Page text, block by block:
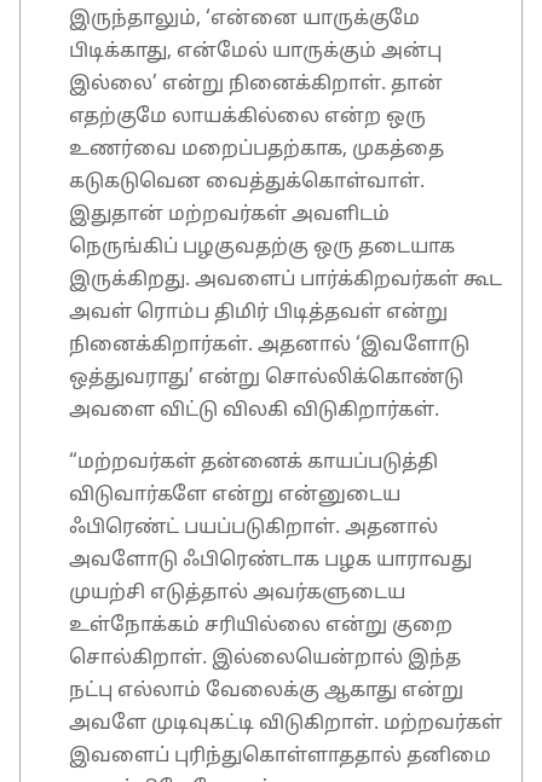
இருந்தாலும், ‘என்னை யாருக்குமே
பிடிக்காது, என்மேல் யாருக்கும் அன்பு
இல்லை’ என்று நினைக்கிறாள். தான்
எதற்குமே லாயக்கில்லை என்ற ஒரு
உணர்வை மறைப்பதற்காக, முகத்தை
கடுகடுவென வைத்துக்கொள்வாள்.
இதுதான் மற்றவர்கள் அவளிடம்
நெருங்கிப் பழகுவதற்கு ஒரு தடையாக
இருக்கிறது. அவளைப் பார்க்கிறவர்கள் கூட
அவள் ரொம்ப திமிர் பிடித்தவள் என்று
நினைக்கிறார்கள். அதனால் ‘இவளோடு
ஒத்துவராது’ என்று சொல்லிக்கொண்டு
அவளை விட்டு விலகி விடுகிறார்கள்.
“மற்றவர்கள் தன்னைக் காயப்படுத்தி
விடுவார்களே என்று என்னுடைய
ஃபிரெண்ட் பயப்படுகிறாள். அதனால்
அவளோடு ஃபிரெண்டாக பழக யாராவது
முயற்சி எடுத்தால் அவர்களுடைய
உள்நோக்கம் சரியில்லை என்று குறை
சொல்கிறாள். இல்லையென்றால் இந்த
நட்பு எல்லாம் வேலைக்கு ஆகாது என்று
அவளே முடிவுகட்டி விடுகிறாள். மற்றவர்கள்
இவளைப் புரிந்துகொள்ளாததால் தனிமை